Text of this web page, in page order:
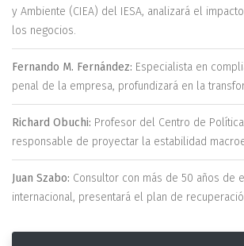
y Ambiente (CIEA) del IESA, analizará el
los negocios.
Fernando M. Fernández: Especialista en
penal de la empresa, profundizará en la
Richard Obuchi: Profesor del Centro de
responsable de proyectar la estabilidad
Juan Szabo: Consultor con más de 50 años de
internacional, presentará el plan de